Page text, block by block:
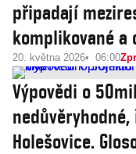
připadají
komplikované a
20. května 2026 06:00
Výpovědi o
Holešovice.